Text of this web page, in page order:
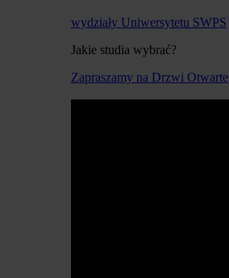
wydziały Uniwersytetu SWPS
Jakie studia wybrać?
Zapraszamy na Drzwi Otwarte